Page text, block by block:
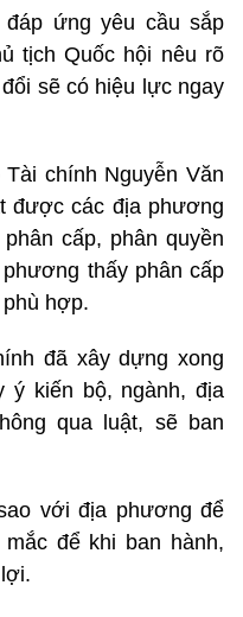
đáp ứng yêu cầu sắp
tịch Quốc hội nêu rõ
sẽ có hiệu lực ngay
chính Nguyễn Văn
được các địa phương
cấp, phân quyền
thấy phân cấp
hợp.
đã xây dựng xong
ý kiến bộ, ngành, địa
qua luật, sẽ ban
với địa phương để
để khi ban hành,